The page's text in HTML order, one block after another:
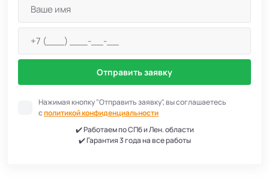
Отправить заявку
Нажимая кнопку "Отправить заявку", вы соглашаетесь
сполитикой конфиденциальности
✔️ Работаем по СПб и Лен. области
✔️ Гарантия 3 года на все работы